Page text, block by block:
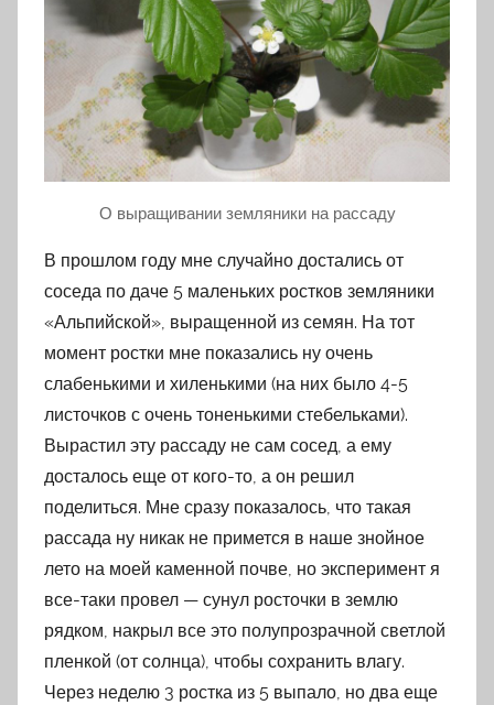
О выращивании земляники на рассаду
В прошлом году мне случайно достались от
соседа по даче 5 маленьких ростков земляники
«Альпийской», выращенной из семян. На тот
момент ростки мне показались ну очень
слабенькими и хиленькими (на них было 4-5
листочков с очень тоненькими стебельками).
Вырастил эту рассаду не сам сосед, а ему
досталось еще от кого-то, а он решил
поделиться. Мне сразу показалось, что такая
рассада ну никак не примется в наше знойное
лето на моей каменной почве, но эксперимент я
все-таки провел — сунул росточки в землю
рядком, накрыл все это полупрозрачной светлой
пленкой (от солнца), чтобы сохранить влагу.
Через неделю 3 ростка из 5 выпало, но два еще